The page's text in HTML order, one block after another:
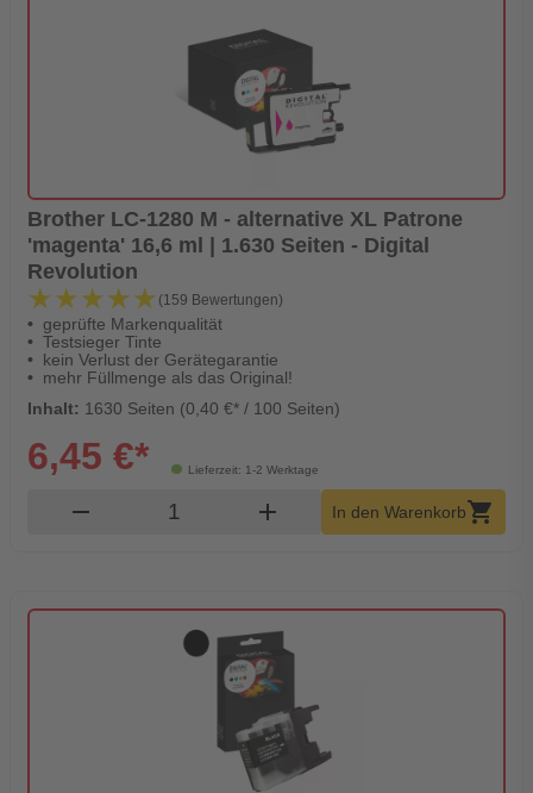
Brother LC-1280 M - alternative XL Patrone
'magenta' 16,6 ml | 1.630 Seiten - Digital
Revolution
★★★★★
★★★★★ (159 Bewertungen)
geprüfte Markenqualität
Testsieger Tinte
kein Verlust der Gerätegarantie
mehr Füllmenge als das Original!
Inhalt: 1630 Seiten (0,40 €* / 100 Seiten)
Lieferzeit: 1-2 Werktage
6,45 €*
remove Produkt Warenkorb Menge
add In den Warenkorbshopping_cart